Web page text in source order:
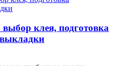
клея, подготовка
выкладки